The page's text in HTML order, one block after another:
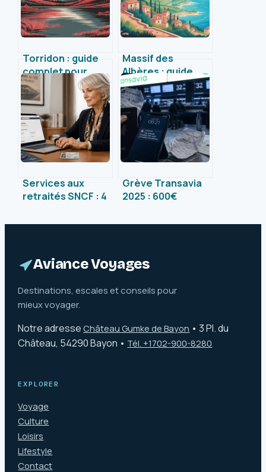
Torridon : guide
complet pour
explorer ce joyau
sauvage des
Highlands
Massif des
Albères : guide
pour explorer ce
territoire entre
mer et montagne
Services aux
retraités SNCF : 4
sa pension et ses
Grève Transavia
2025 : 600€
4 réflexes pour
Aviance Voyages
Destinations, escales et conseils pour
mieux voyager.
Notre adresse Château Gumke de Bayon •3 Pl. du
Château, 54290 Bayon • Tél. +1702-900-8280
EXPLORER
Voyage
Culture
Loisirs
Lifestyle
Contact